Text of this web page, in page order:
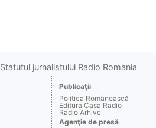
Statutul jurnalistului Radio Romania
Publicaţii
Politica Românească
Editura Casa Radio
Radio Arhive
Agenţie de presă